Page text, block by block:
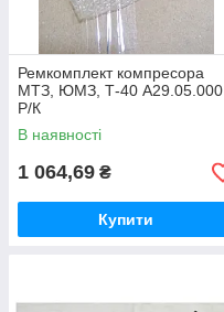
Ремкомплект компресора
МТЗ, ЮМЗ, Т-40 А29.05.000
Р/К
В наявності
1 064,69 ₴
Купити